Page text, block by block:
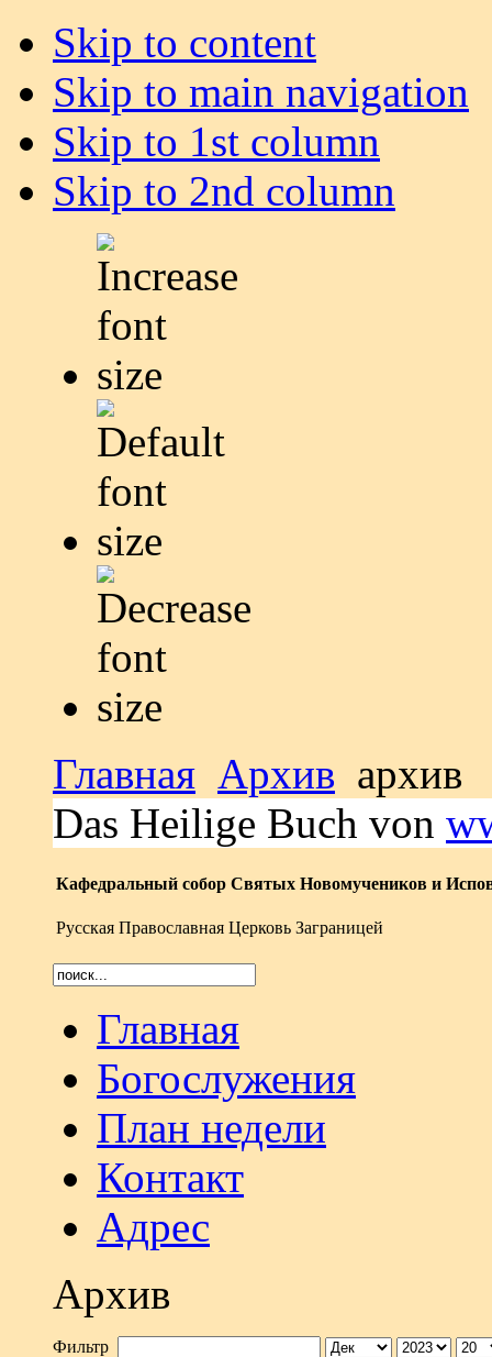
Skip to content
Skip to main navigation
Skip to 1st column
Skip to 2nd column
Главная Архив архив
Das Heilige Buch von
Кафедральный собор Святых Новомучеников и
Русская Православная Церковь Заграницей
Главная
Богослужения
План недели
Контакт
Адрес
Архив
Фильтр